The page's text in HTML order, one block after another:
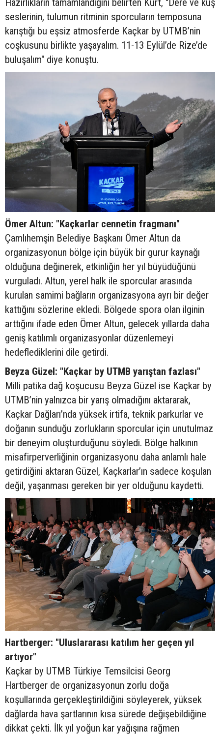
seslerinin, tulumun ritminin sporcuların temposuna
karıştığı bu eşsiz atmosferde Kaçkar by UTMB’nin
coşkusunu birlikte yaşayalım. 11-13 Eylül’de Rize’de
buluşalım" diye konuştu.
Ömer Altun: "Kaçkarlar cennetin fragmanı"
Çamlıhemşin Belediye Başkanı Ömer Altun da
organizasyonun bölge için büyük bir gurur kaynağı
olduğuna değinerek, etkinliğin her yıl büyüdüğünü
vurguladı. Altun, yerel halk ile sporcular arasında
kurulan samimi bağların organizasyona ayrı bir değer
kattığını sözlerine ekledi. Bölgede spora olan ilginin
arttığını ifade eden Ömer Altun, gelecek yıllarda daha
geniş katılımlı organizasyonlar düzenlemeyi
hedeflediklerini dile getirdi.
Beyza Güzel: "Kaçkar by UTMB yarıştan fazlası"
Milli patika dağ koşucusu Beyza Güzel ise Kaçkar by
UTMB’nin yalnızca bir yarış olmadığını aktararak,
Kaçkar Dağları’nda yüksek irtifa, teknik parkurlar ve
doğanın sunduğu zorlukların sporcular için unutulmaz
bir deneyim oluşturduğunu söyledi. Bölge halkının
misafirperverliğinin organizasyonu daha anlamlı hale
getirdiğini aktaran Güzel, Kaçkarlar’ın sadece koşulan
değil, yaşanması gereken bir yer olduğunu kaydetti.
Hartberger: "Uluslararası katılım her geçen yıl
artıyor"
Kaçkar by UTMB Türkiye Temsilcisi Georg
Hartberger de organizasyonun zorlu doğa
koşullarında gerçekleştirildiğini söyleyerek, yüksek
dağlarda hava şartlarının kısa sürede değişebildiğine
dikkat çekti. İlk yıl yoğun kar yağışına rağmen